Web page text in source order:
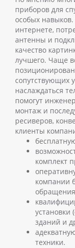
приборов для
особых
интернете,
антенны и
качество
лучшего. Чаще
сопутствующих
наслаждаться
помогут
монтаж и
ресиверов,
клиенты
комплект
компании
установки
зданий и
техники.